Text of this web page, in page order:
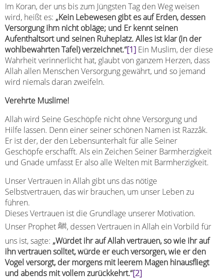
Im Koran, der uns bis zum Jüngsten Tag den Weg weisen
wird, heißt es: „Kein Lebewesen gibt es auf Erden, dessen
Versorgung ihm nicht obläge; und Er kennt seinen
Aufenthaltsort und seinen Ruheplatz. Alles ist klar (in der
wohlbewahrten Tafel) verzeichnet.“[1] Ein Muslim, der diese
Wahrheit verinnerlicht hat, glaubt von ganzem Herzen, dass
Allah allen Menschen Versorgung gewährt, und so jemand
wird niemals daran zweifeln.
Verehrte Muslime!
Allah wird Seine Geschöpfe nicht ohne Versorgung und
Hilfe lassen. Denn einer seiner schönen Namen ist Razzâk.
Er ist der, der den Lebensunterhalt für alle Seiner
Geschöpfe erschafft. Als ein Zeichen Seiner Barmherzigkeit
und Gnade umfasst Er also alle Welten mit Barmherzigkeit.
Unser Vertrauen in Allah gibt uns das nötige
Selbstvertrauen, das wir brauchen, um unser Leben zu
führen.
Dieses Vertrauen ist die Grundlage unserer Motivation.
Unser Prophet ﷺ, dessen Vertrauen in Allah ein Vorbild für
uns ist, sagte: „Würdet ihr auf Allah vertrauen, so wie ihr auf
ihn vertrauen solltet, würde er euch versorgen, wie er den
Vogel versorgt, der morgens mit leerem Magen hinausfliegt
und abends mit vollem zurückkehrt.“[2]